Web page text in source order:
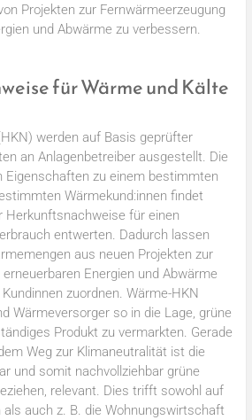
Projekten zur Fernwärmeerzeugung
und Abwärme zu verbessern.
für Wärme und Kälte
werden auf Basis geprüfter
an Anlagenbetreiber ausgestellt. Die
Eigenschaften zu einem bestimmten
Wärmekund:innen findet
Herkunftsnachweise für einen
entwerten. Dadurch lassen
aus neuen Projekten zur
Energien und Abwärme
zuordnen. Wärme-HKN
Wärmeversorger so in die Lage, grüne
Produkt zu vermarkten. Gerade
Weg zur Klimaneutralität ist die
und somit nachvollziehbar grüne
relevant. Dies trifft sowohl auf
als auch z. B. die Wohnungswirtschaft